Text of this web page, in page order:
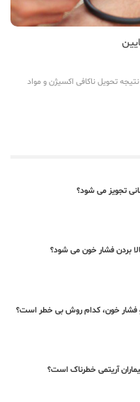
تحویل ناکافی اکسیژن و مواد
تجویز می شود؟
بردن فشار خون می شود؟
و فشار خون، کدام روش بی خطر است؟
آریتمی خطرناک است؟